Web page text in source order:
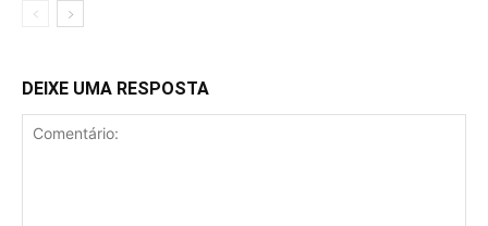
DEIXE UMA RESPOSTA